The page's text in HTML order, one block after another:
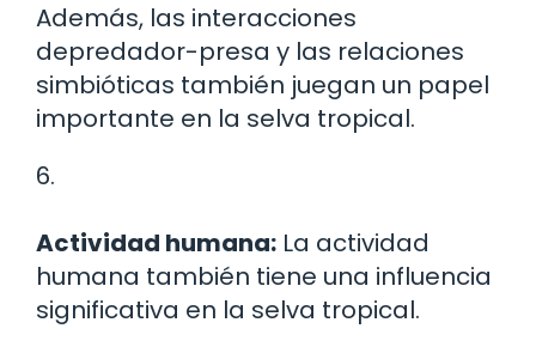
Además, las interacciones
depredador-presa y las relaciones
simbióticas también juegan un papel
importante en la selva tropical.
6.
Actividad humana: La actividad
humana también tiene una influencia
significativa en la selva tropical.